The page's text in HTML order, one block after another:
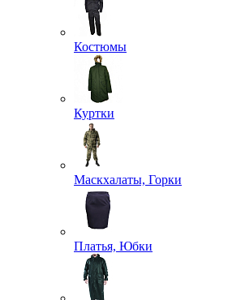
Костюмы
Куртки
Маскхалаты, Горки
Платья, Юбки